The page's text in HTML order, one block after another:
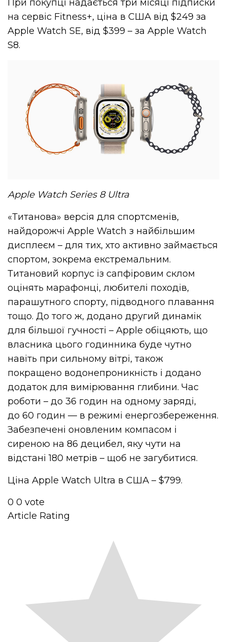
При покупці надається три місяці підписки
на сервіс Fitness+, ціна в США від $249 за
Apple Watch SE, від $399 – за Apple Watch
S8.
Apple Watch Series 8 Ultra
«Титанова» версія для спортсменів,
найдорожчі Apple Watch з найбільшим
дисплеєм – для тих, хто активно займається
спортом, зокрема екстремальним.
Титановий корпус із сапфіровим склом
оцінять марафонці, любителі походів,
парашутного спорту, підводного плавання
тощо. До того ж, додано другий динамік
для більшої гучності – Apple обіцяють, що
власника цього годинника буде чутно
навіть при сильному вітрі, також
покращено водонепроникність і додано
додаток для вимірювання глибини. Час
роботи – до 36 годин на одному заряді,
до 60 годин — в режимі енергозбереження.
Забезпечені оновленим компасом і
сиреною на 86 децибел, яку чути на
відстані 180 метрів – щоб не загубитися.
Ціна Apple Watch Ultra в США – $799.
0 0 vote
Article Rating